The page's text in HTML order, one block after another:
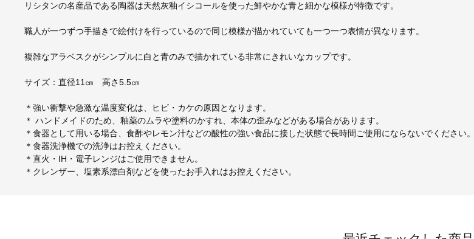
リシタンの名産品である陶器は天然灰釉イシコールを使った鮮やかな青と細かな模様が特徴です。
職人が一つずつ手描きで絵付けを行っているので同じ模様が描かれていても一つ一つ表情が異なります。
複雑なアラベスクがシンプルに白と青のみで描かれている非常にきれいなカップです。
サイズ：直径11㎝ 高さ5.5㎝
＊強い衝撃や急激な温度変化は、ヒビ・カケの原因となります。
＊ ハンドメイドのため、釉薬のムラや塗料のかすれ、本体の歪みなどがある場合があります。
＊⾷器として⽤いる場合、⾷酢やレモン汁などの酸性の強い⾷品に接した状態で⻑時間ご使⽤にならないでください。
＊⾷器洗浄機での洗浄はお控えください。
＊直⽕・IH・電⼦レンジはご使⽤できません。
＊クレンザー、塩素系漂⽩剤などを使ったお⼿⼊れはお控えください。